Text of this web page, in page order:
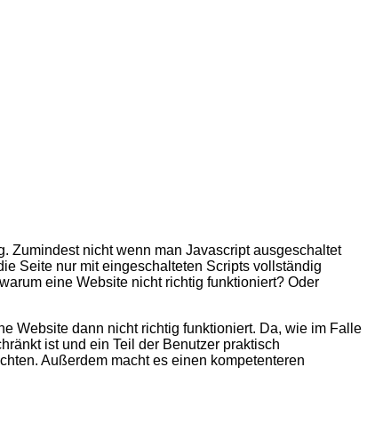
Zumindest nicht wenn man Javascript ausgeschaltet
Seite nur mit eingeschalteten Scripts vollständig
eine Website nicht richtig funktioniert? Oder
Website dann nicht richtig funktioniert. Da, wie im Falle
ist und ein Teil der Benutzer praktisch
Außerdem macht es einen kompetenteren